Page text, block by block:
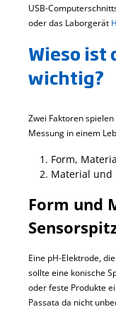
USB-
oder das Laborgerät
Wieso ist
wichtig?
Zwei Faktoren
Messung in einem
Form,
Material und
Form und
Eine pH-Elektrode,
sollte eine konische
oder feste Produkte
Passata da nicht